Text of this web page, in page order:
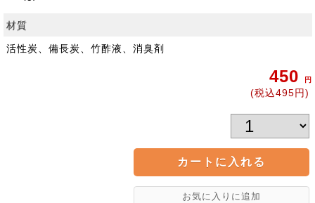
材質
活性炭、備長炭、竹酢液、消臭剤
450 円
(税込495円)